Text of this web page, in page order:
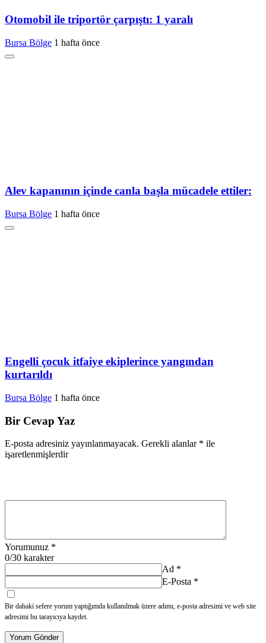
Otomobil ile triportör çarpıştı: 1 yaralı
Bursa Bölge 1 hafta önce
Alev kapanının içinde canla başla mücadele ettiler:
Bursa Bölge 1 hafta önce
Engelli çocuk itfaiye ekiplerince yangından
kurtarıldı
Bursa Bölge 1 hafta önce
Bir Cevap Yaz
E-posta adresiniz yayınlanmayacak. Gerekli alanlar * ile
işaretlenmişlerdir
Yorumunuz *
0/30 karakter
Ad *
E-Posta *
Bir dahaki sefere yorum yaptığımda kullanılmak üzere adımı, e-posta adresimi ve web site
adresimi bu tarayıcıya kaydet.
Yorum Gönder